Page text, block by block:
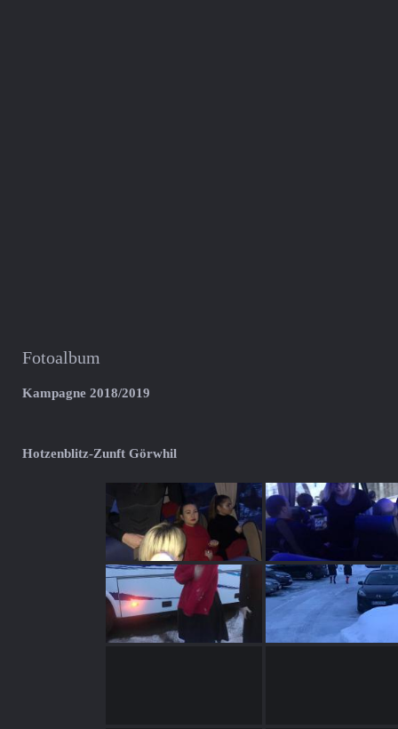
Fotoalbum
Kampagne 2018/2019
Hotzenblitz-Zunft Görwhil